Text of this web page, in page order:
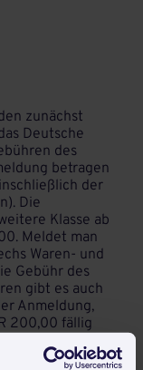
zunächst
Deutsche
des
betragen
der
Die
Klasse ab
Meldet man
Waren- und
Gebühr des
gibt es auch
Anmeldung,
200,00 fällig
ist eine